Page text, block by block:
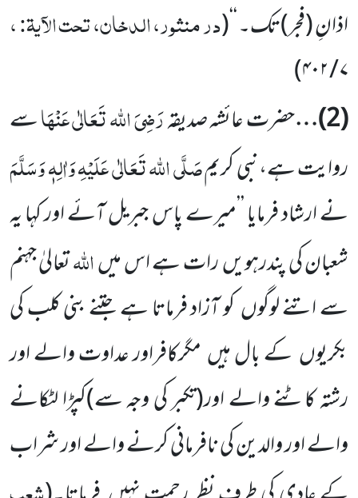
اذانِ(فجر)تک۔ ‘‘(در منثور، الدخان، تحت الآیۃ: ،
۷/۴۰۲)
(
2
)…حضرت عائشہ صدیقہرَضِیَ اللہ تَعَالٰی عَنْہَاسے
روایت ہے،نبی کریمصَلَّی اللہ تَعَالٰی عَلَیْہِ وَاٰلِہٖ وَسَلَّمَ
نے ارشاد فرمایا ’’میرے پاس جبریل آئے اور کہا یہ
شعبان کی پندرہویںرات ہے اس میںاللہتعالیٰ جہنم
سے اتنے لوگوںکو آزاد فرماتا ہے جتنے بنی کلب کی
بکریوں کے بال ہیںمگرکافراور عداوت والے اور
رشتہ کاٹنے والے اور(تکبر کی وجہ سے)کپڑا لٹکانے
والے اور والدین کی نافرمانی کرنے والے اور شراب